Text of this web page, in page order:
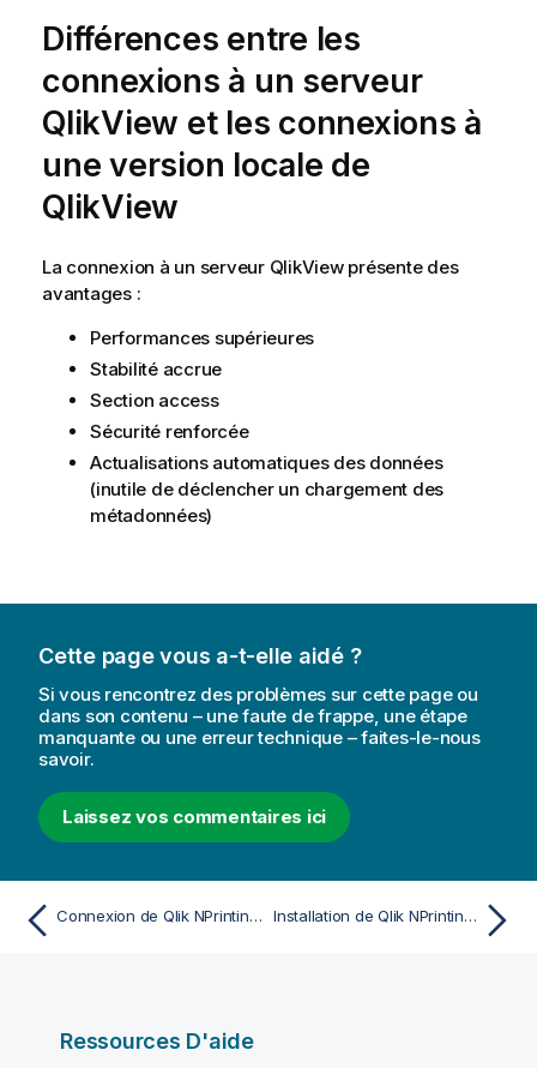
Différences entre les
connexions à un serveur
QlikView et les connexions à
une version locale de
QlikView
La connexion à un serveur QlikView présente des
avantages :
Performances supérieures
Stabilité accrue
Section access
Sécurité renforcée
Actualisations automatiques des données
(inutile de déclencher un chargement des
métadonnées)
Cette page vous a-t-elle aidé ?
Si vous rencontrez des problèmes sur cette page ou
dans son contenu – une faute de frappe, une étape
manquante ou une erreur technique – faites-le-nous
savoir.
Laissez vos commentaires ici
Connexion de Qlik NPrinting à Qlik Sense Installation de Qlik NPrinting et de Qlik Sense sur le même ordinateur
Ressources D'aide